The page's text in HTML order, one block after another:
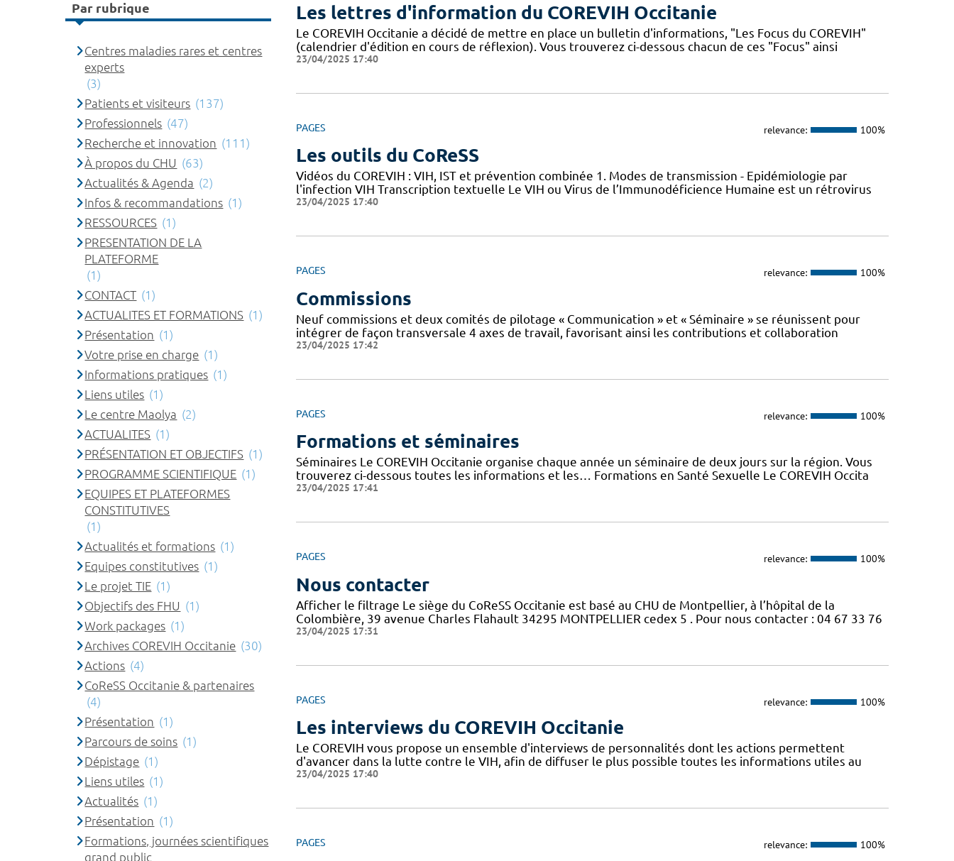
Les lettres d'information du COREVIH Occitanie
Le COREVIH Occitanie a décidé de mettre en place un bulletin d'informations, "Les Focus du COREVIH"
(calendrier d'édition en cours de réflexion). Vous trouverez ci-dessous chacun de ces "Focus" ainsi
23/04/2025 17:40
PAGES relevance: 100%
Les outils du CoReSS
Vidéos du COREVIH : VIH, IST et prévention combinée 1. Modes de transmission - Epidémiologie par
l'infection VIH Transcription textuelle Le VIH ou Virus de l’Immunodéficience Humaine est un rétrovirus
23/04/2025 17:40
PAGES relevance: 100%
Commissions
Neuf commissions et deux comités de pilotage « Communication » et « Séminaire » se réunissent pour
intégrer de façon transversale 4 axes de travail, favorisant ainsi les contributions et collaboration
23/04/2025 17:42
PAGES relevance: 100%
Formations et séminaires
Séminaires Le COREVIH Occitanie organise chaque année un séminaire de deux jours sur la région. Vous
trouverez ci-dessous toutes les informations et les… Formations en Santé Sexuelle Le COREVIH Occita
23/04/2025 17:41
PAGES relevance: 100%
Nous contacter
Afficher le filtrage Le siège du CoReSS Occitanie est basé au CHU de Montpellier, à l’hôpital de la
Colombière, 39 avenue Charles Flahault 34295 MONTPELLIER cedex 5 . Pour nous contacter : 04 67 33 76
23/04/2025 17:31
PAGES relevance: 100%
Les interviews du COREVIH Occitanie
Le COREVIH vous propose un ensemble d'interviews de personnalités dont les actions permettent
d'avancer dans la lutte contre le VIH, afin de diffuser le plus possible toutes les informations utiles au
23/04/2025 17:40
PAGES relevance: 100%
Par rubrique
Centres maladies rares et centres
experts
(3)
Patients et visiteurs (137)
Professionnels (47)
Recherche et innovation (111)
À propos du CHU (63)
Actualités & Agenda (2)
Infos & recommandations (1)
RESSOURCES (1)
PRESENTATION DE LA
PLATEFORME
(1)
CONTACT (1)
ACTUALITES ET FORMATIONS (1)
Présentation (1)
Votre prise en charge (1)
Informations pratiques (1)
Liens utiles (1)
Le centre Maolya (2)
ACTUALITES (1)
PRÉSENTATION ET OBJECTIFS (1)
PROGRAMME SCIENTIFIQUE (1)
EQUIPES ET PLATEFORMES
CONSTITUTIVES
(1)
Actualités et formations (1)
Equipes constitutives (1)
Le projet TIE (1)
Objectifs des FHU (1)
Work packages (1)
Archives COREVIH Occitanie (30)
Actions (4)
CoReSS Occitanie & partenaires
(4)
Présentation (1)
Parcours de soins (1)
Dépistage (1)
Liens utiles (1)
Actualités (1)
Présentation (1)
Formations, journées scientifiques
grand public